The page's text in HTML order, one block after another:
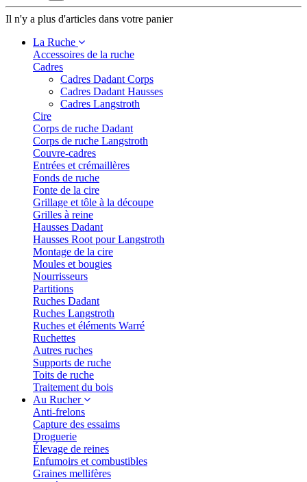
Il n'y a plus d'articles dans votre panier
La Ruche
Accessoires de la ruche
Cadres
Cadres Dadant Corps
Cadres Dadant Hausses
Cadres Langstroth
Cire
Corps de ruche Dadant
Corps de ruche Langstroth
Couvre-cadres
Entrées et crémaillères
Fonds de ruche
Fonte de la cire
Grillage et tôle à la découpe
Grilles à reine
Hausses Dadant
Hausses Root pour Langstroth
Montage de la cire
Moules et bougies
Nourrisseurs
Partitions
Ruches Dadant
Ruches Langstroth
Ruches et éléments Warré
Ruchettes
Autres ruches
Supports de ruche
Toits de ruche
Traitement du bois
Au Rucher
Anti-frelons
Capture des essaims
Droguerie
Élevage de reines
Enfumoirs et combustibles
Graines mellifères